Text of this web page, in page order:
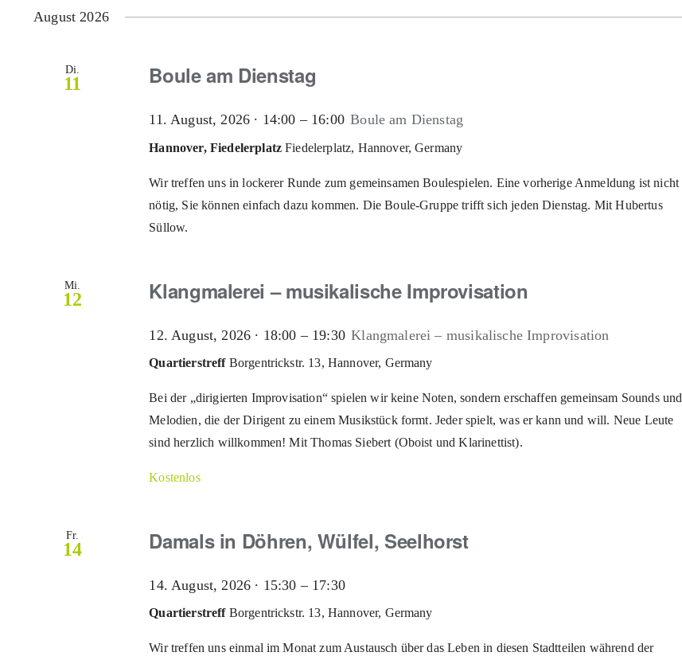
August 2026
Di.
11 Boule am Dienstag
11. August, 2026 ∙ 14:00 – 16:00 Boule am Dienstag
Hannover, FiedelerplatzFiedelerplatz, Hannover, Germany
Wir treffen uns in lockerer Runde zum gemeinsamen Boulespielen. Eine vorherige Anmeldung ist nicht
nötig, Sie können einfach dazu kommen. Die Boule-Gruppe trifft sich jeden Dienstag. Mit Hubertus
Süllow.
Mi.
12 Klangmalerei – musikalische Improvisation
12. August, 2026 ∙ 18:00 – 19:30 Klangmalerei – musikalische Improvisation
Quartierstreff Borgentrickstr. 13, Hannover, Germany
Bei der „dirigierten Improvisation“ spielen wir keine Noten, sondern erschaffen gemeinsam Sounds und
Melodien, die der Dirigent zu einem Musikstück formt. Jeder spielt, was er kann und will. Neue Leute
sind herzlich willkommen! Mit Thomas Siebert (Oboist und Klarinettist).
Kostenlos
Fr.
14 Damals in Döhren, Wülfel, Seelhorst
14. August, 2026 ∙ 15:30 – 17:30
in
Quartierstreff Borgentrickstr. 13, Hannover, Germany
Wir treffen uns einmal im Monat zum Austausch über das Leben in diesen Stadtteilen während der